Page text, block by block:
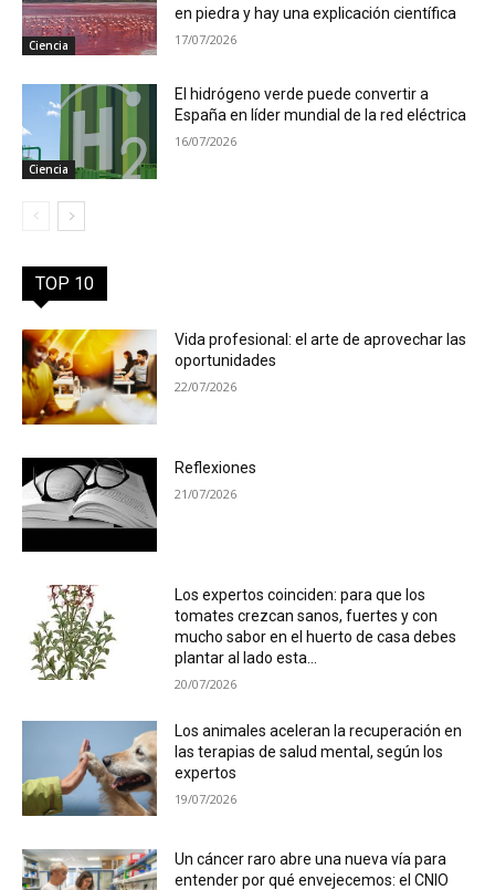
Ciencia
en piedra y hay una explicación científica
17/07/2026
Ciencia
El hidrógeno verde puede convertir a
España en líder mundial de la red eléctrica
16/07/2026
TOP 10
Vida profesional: el arte de aprovechar las
oportunidades
22/07/2026
Reflexiones
21/07/2026
Los expertos coinciden: para que los
tomates crezcan sanos, fuertes y con
mucho sabor en el huerto de casa debes
plantar al lado esta...
20/07/2026
Los animales aceleran la recuperación en
las terapias de salud mental, según los
expertos
19/07/2026
Un cáncer raro abre una nueva vía para
entender por qué envejecemos: el CNIO